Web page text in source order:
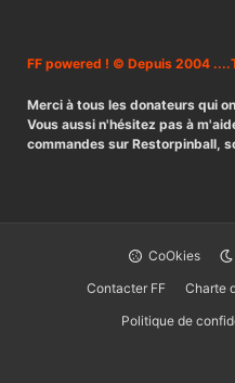
FF powered ! © Depuis 2004
Merci à tous les donateurs qui
Vous aussi n'hésitez pas à
commandes sur Restorpinball,
CoOkies
Contacter FF
Charte
Politique de